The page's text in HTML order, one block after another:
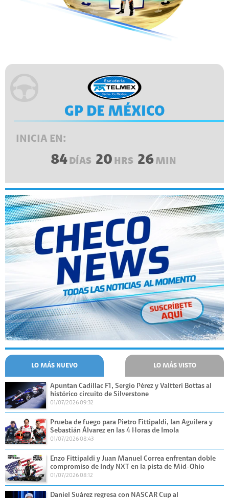
GP DE MÉXICO
INICIA EN:
84 DÍAS 20 HRS 26 MIN
LO MÁS NUEVO LO MÁS VISTO
Apuntan Cadillac F1, Sergio Pérez y Valtteri Bottas al
histórico circuito de Silverstone
01/07/2026 09:32
Prueba de fuego para Pietro Fittipaldi, Ian Aguilera y
Sebastián Álvarez en las 4 Horas de Imola
01/07/2026 08:43
Enzo Fittipaldi y Juan Manuel Correa enfrentan doble
compromiso de Indy NXT en la pista de Mid-Ohio
01/07/2026 08:12
Daniel Suárez regresa con NASCAR Cup al